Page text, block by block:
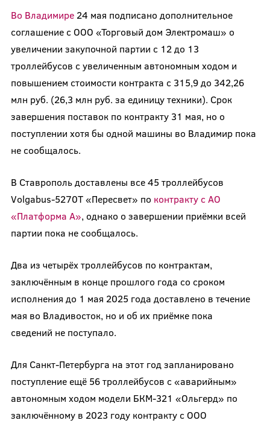
Во Владимире24 мая подписано дополнительное
соглашение с ООО «Торговый дом Электромаш» о
увеличении закупочной партии с 12 до 13
троллейбусов с увеличенным автономным ходом и
повышением стоимости контракта с 315,9 до 342,26
млн руб. (26,3 млн руб. за единицу техники). Срок
завершения поставок по контракту 31 мая, но о
поступлении хотя бы одной машины во Владимир пока
не сообщалось.
В Ставрополь доставлены все 45 троллейбусов
Volgabus-5270Т «Пересвет» по контракту с АО
«Платформа А», однако о завершении приёмки всей
партии пока не сообщалось.
Два из четырёх троллейбусов по контрактам,
заключённым в конце прошлого года со сроком
исполнения до 1 мая 2025 года доставлено в течение
мая во Владивосток, но и об их приёмке пока
сведений не поступало.
Для Санкт-Петербурга на этот год запланировано
поступление ещё 56 троллейбусов с «аварийным»
автономным ходом модели БКМ-321 «Ольгерд» по
заключённому в 2023 году контракту с ООО